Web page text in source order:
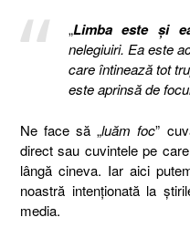
„Limba este şi
nelegiuiri. Ea este
care întinează tot
este aprinsă de
Ne face să „luăm foc”
direct sau cuvintele pe
lângă cineva. Iar aici
noastră intenționată la
media.